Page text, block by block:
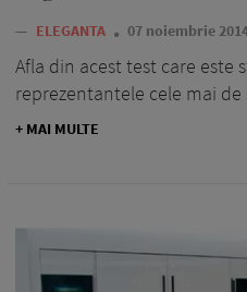
— ELEGANTA 07 noiembrie
Afla din acest test care este
reprezentantele cele mai
+ MAI MULTE